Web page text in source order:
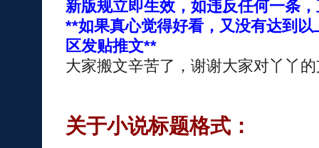
新版规立即生效，如违反任何一条
**如果真心觉得好看，又没有达到
区发贴推文**
大家搬文辛苦了，谢谢大家对丫丫
关于小说标题格式：